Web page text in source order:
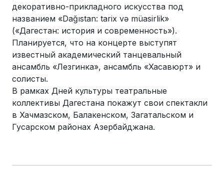
декоративно-прикладного искусства под
названием «Dağıstan: tarix və müasirlik»
(«Дагестан: история и современность»).
Планируется, что на концерте выступят
известный академический танцевальный
ансамбль «Лезгинка», ансамбль «Хасавюрт» и
солисты.
В рамках Дней культуры театральные
коллективы Дагестана покажут свои спектакли
в Хачмазском, Балакенском, Загатальском и
Гусарском районах Азербайджана.